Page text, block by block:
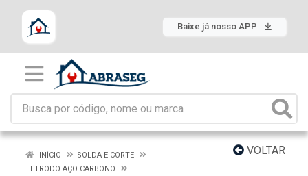
Baixe já nosso APP
VOLTAR
INÍCIO
SOLDA E CORTE
ELETRODO AÇO CARBONO